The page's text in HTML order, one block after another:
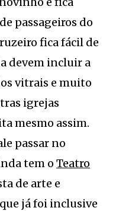
passageiros do
fica fácil de
devem incluir a
vitrais e muito
igrejas
mesmo assim.
passar no
tem o Teatro
de arte e
que já foi inclusive